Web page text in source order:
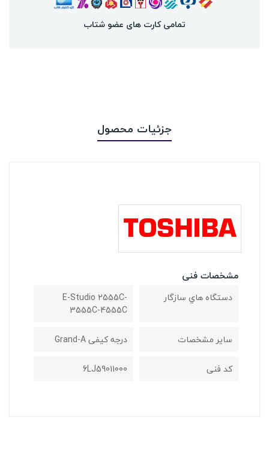
تمامی کارت های عضو شتاب
جزئیات محصول
مشخصات فنی
دستگاه هاي سازگار
E-Studio 2555C-
3555C-4555C
ساير مشخصات
درجه کیفی Grand-A
کد فنی
6LJ59011000